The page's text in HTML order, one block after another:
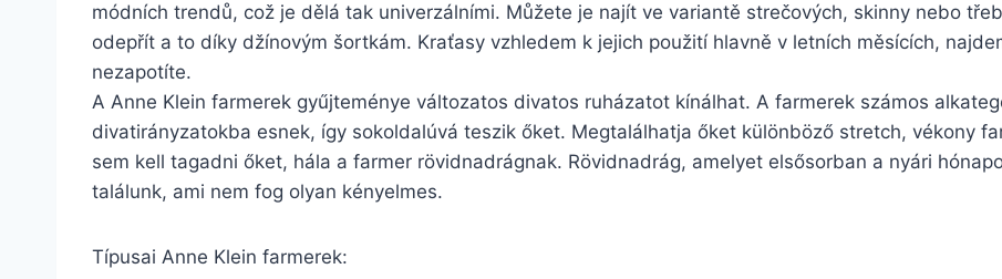
módních trendů, což je dělá tak univerzálními. Můžete je najít ve variantě strečových, skinny nebo
odepřít a to díky džínovým šortkám. Kraťasy vzhledem k jejich použití hlavně v letních měsících,
nezapotíte.
A Anne Klein farmerek gyűjteménye változatos divatos ruházatot kínálhat. A farmerek számos
divatirányzatokba esnek, így sokoldalúvá teszik őket. Megtalálhatja őket különböző stretch, vékony
sem kell tagadni őket, hála a farmer rövidnadrágnak. Rövidnadrág, amelyet elsősorban a nyári
találunk, ami nem fog olyan kényelmes.
Típusai Anne Klein farmerek: